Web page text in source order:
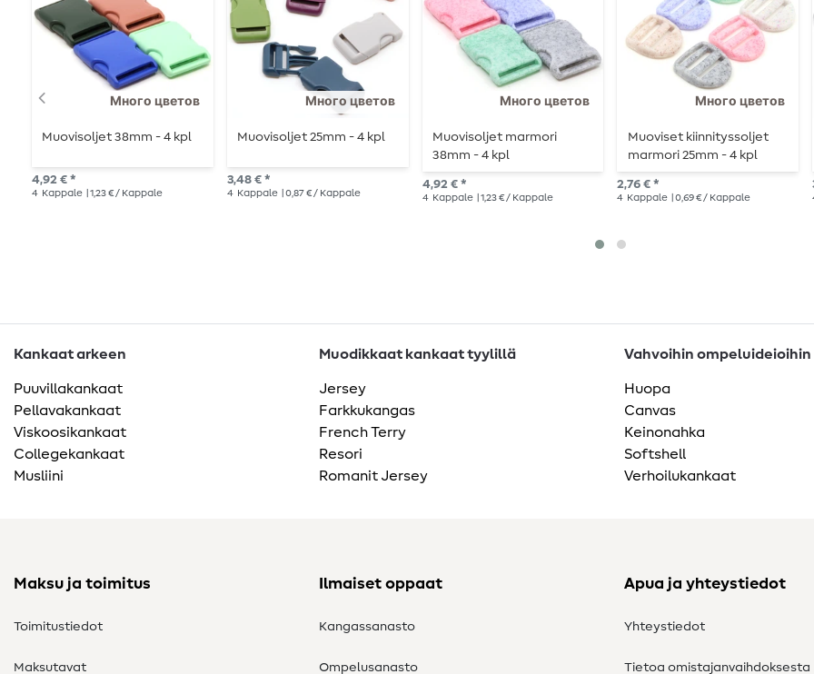
Много цветов
Muovisoljet 38mm - 4 kpl
4,92 € *
4 Kappale | 1,23 € / Kappale
Много цветов
Muovisoljet 25mm - 4 kpl
3,48 € *
4 Kappale | 0,87 € / Kappale
Много цветов
Muovisoljet marmori
38mm - 4 kpl
4,92 € *
4 Kappale | 1,23 € / Kappale
Много цветов
Muoviset kiinnityssoljet
marmori 25mm - 4 kpl
2,76 € *
4 Kappale | 0,69 € / Kappale
Kankaat arkeen
Puuvillakankaat
Pellavakankaat
Viskoosikankaat
Collegekankaat
Musliini
Muodikkaat kankaat tyylillä
Jersey
Farkkukangas
French Terry
Resori
Romanit Jersey
Vahvoihin ompeluideioihin
Huopa
Canvas
Keinonahka
Softshell
Verhoilukankaat
Maksu ja toimitus
Toimitustiedot
Maksutavat
Ilmaiset oppaat
Kangassanasto
Ompelusanasto
Apua ja yhteystiedot
Yhteystiedot
Tietoa omistajanvaihdoksesta